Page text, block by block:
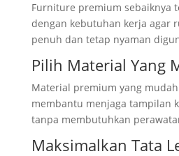
Furniture premium sebaiknya
dengan kebutuhan kerja agar
penuh dan tetap nyaman
Pilih Material Yang
Material premium yang
membantu menjaga tampilan
tanpa membutuhkan
Maksimalkan Tata